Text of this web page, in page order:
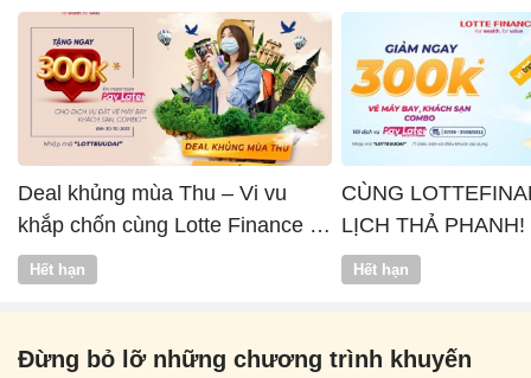
Deal khủng mùa Thu – Vi vu
khắp chốn cùng Lotte Finance x
Vntrip
Hết hạn
CÙNG
LỊCH THẢ PHANH!
Hết hạn
Đừng bỏ lỡ những chương trình khuyến